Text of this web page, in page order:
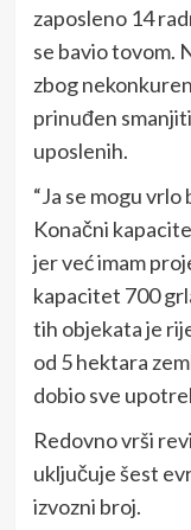
zaposleno 14
se bavio tovom.
zbog
prinuđen
uposlenih.
“Ja se mogu
Konačni
jer već imam
kapacitet 700
tih objekata je
od 5 hektara
dobio sve
Redovno vrši
uključuje šest
izvozni broj.